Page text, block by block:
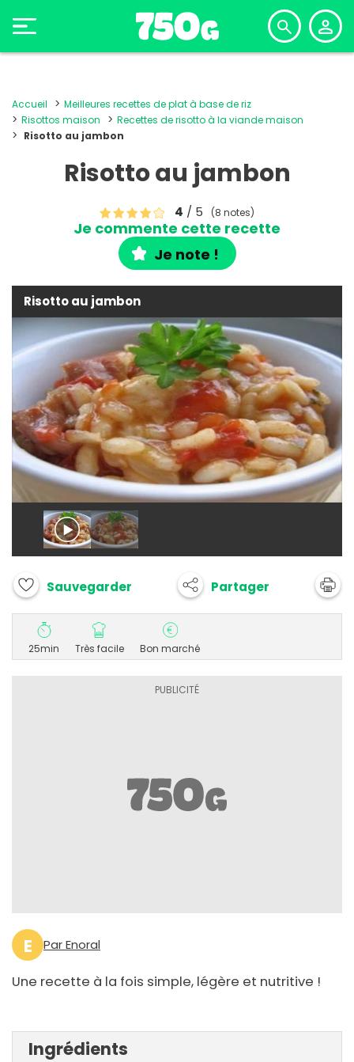
Accueil
Meilleures recettes de plat à base de riz
Risottos maison
Recettes de risotto à la viande maison
Risotto au jambon
Risotto au jambon
4 / 5 (8 notes)
Je commente cette recette
Je note !
Risotto au jambon
Sauvegarder Partager
25min Très facile Bon marché
E Par Enoral
Une recette à la fois simple, légère et nutritive !
Ingrédients